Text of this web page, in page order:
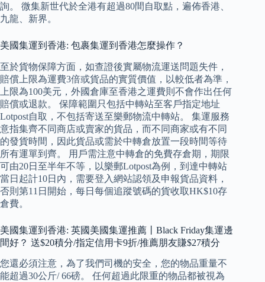
詢。 微集新世代於全港有超過80間自取點，遍佈香港、
九龍、新界。
美國集運到香港: 包裹集運到香港怎麼操作？
至於貨物保障方面，如查證後實屬物流運送問題失件，
賠償上限為運費3倍或貨品的實質價值，以較低者為準，
上限為100美元，外國倉庫至香港之運費則不會作出任何
賠償或退款。 保障範圍只包括中轉站至客戶指定地址
Lotpost自取，不包括寄送至樂郵物流中轉站。 集運服務
意指集齊不同商店或賣家的貨品，而不同商家或有不同
的發貨時間，因此貨品或需於中轉倉放置一段時間等待
所有運單到齊。 用戶需注意中轉倉的免費存倉期，期限
可由20日至半年不等，以樂郵Lotpost為例，到達中轉站
當日起計10日內，需要登入網站認領及申報貨品資料，
否則第11日開始，每日每個追蹤號碼的貨收取HK$10存
倉費。
美國集運到香港: 英國美國集運推薦丨Black Friday集運邊
間好？ 送$20積分/指定信用卡9折/推薦朋友賺$27積分
您還必須注意，為了我們司機的安全，您的物品重量不
能超過30公斤/ 66磅。 任何超過此限重的物品都被視為